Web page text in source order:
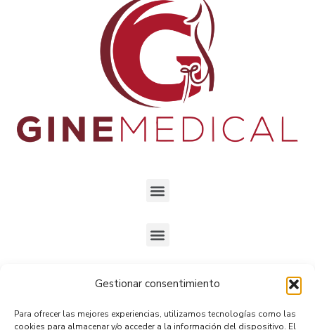
Gestionar consentimiento
Para ofrecer las mejores experiencias, utilizamos tecnologías como las
cookies para almacenar y/o acceder a la información del dispositivo. El
Oficina 9, San Miguel.